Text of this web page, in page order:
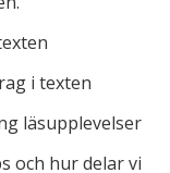
i texten
läsupplevelser
och hur delar vi